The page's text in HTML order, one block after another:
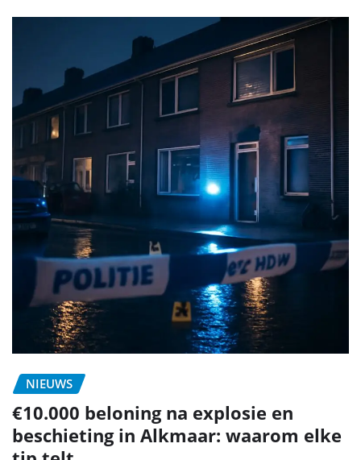
NIEUWS
€10.000 beloning na explosie en
beschieting in Alkmaar: waarom elke